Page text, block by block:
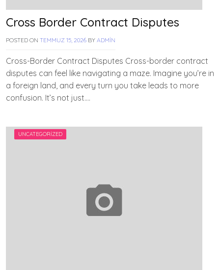
Cross Border Contract Disputes
POSTED ON TEMMUZ 15, 2026 BY ADMIN
Cross-Border Contract Disputes Cross-border contract
disputes can feel like navigating a maze. Imagine you’re in
a foreign land, and every turn you take leads to more
confusion. It’s not just….
UNCATEGORIZED